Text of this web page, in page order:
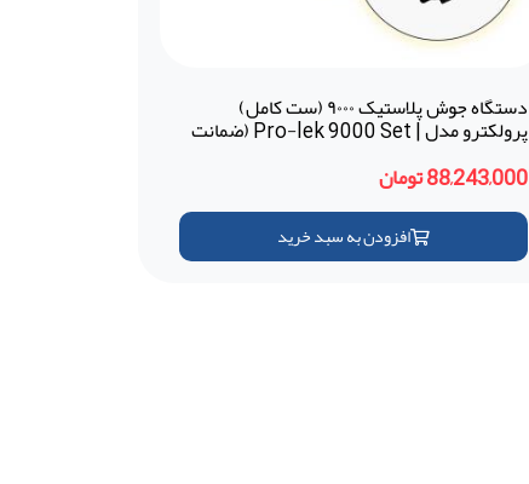
دستگاه جوش پلاستیک ۹۰۰۰ (ست کامل)
پرولکترو مدل | Pro-lek 9000 Set (ضمانت
18 ماهه - ترکیه)
88,243,000 تومان
افزودن به سبد خرید